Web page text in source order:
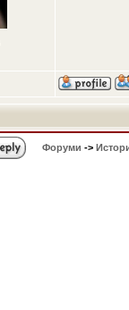
Форуми ->